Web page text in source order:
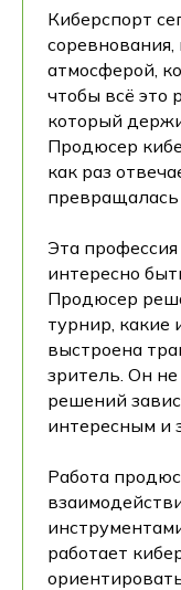
Киберспорт
атмосферой,
чтобы всё это
который
Продюсер
как раз
превращалась
Эта
интересно
Продюсер
турнир, какие
выстроена
зритель. Он не
решений
интересным и
Работа
работает